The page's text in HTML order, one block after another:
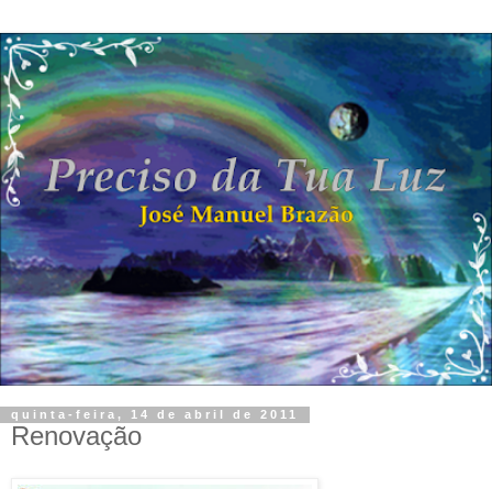
quinta-feira, 14 de abril de 2011
Renovação